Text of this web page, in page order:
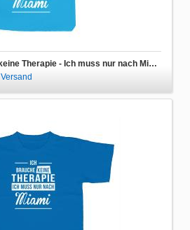
Jutebeutel Ich brauche keine Therapie - Ich muss nur nach Miami
Versand